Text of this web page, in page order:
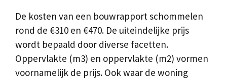
De kosten van een bouwrapport schommelen
rond de €310 en €470. De uiteindelijke prijs
wordt bepaald door diverse facetten.
Oppervlakte (m3) en oppervlakte (m2) vormen
voornamelijk de prijs. Ook waar de woning